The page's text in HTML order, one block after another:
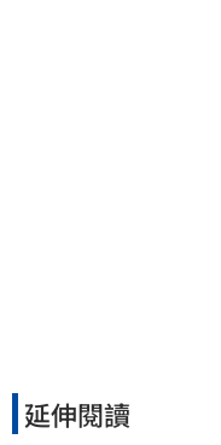
延伸閱讀